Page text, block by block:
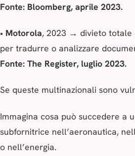
Fonte: Bloomberg, aprile 2023.
• Motorola, 2023 → divieto totale
per tradurre o analizzare
Fonte: The Register, luglio 2023.
Se queste multinazionali sono
Immagina cosa può succedere a
subfornitrice nell’aeronautica,
o nell’energia.